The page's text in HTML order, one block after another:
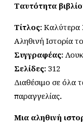
Ταυτότητα
Τίτλος:Καλύτερα
Αληθινή Ιστορία
Συγγραφέας:
Σελίδες:312
Διαθέσιμο σε όλα
παραγγελίας.
Μια αληθινή